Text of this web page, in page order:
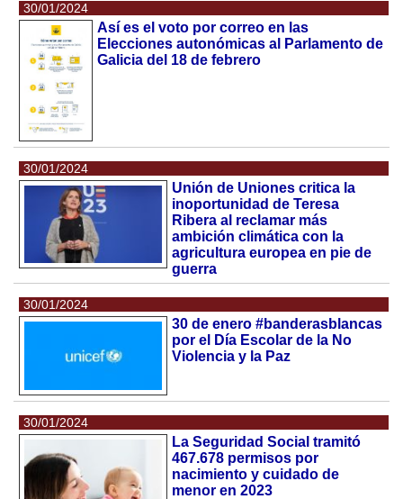
30/01/2024
Así es el voto por correo en las
Elecciones autonómicas al Parlamento de
Galicia del 18 de febrero
30/01/2024
Unión de Uniones critica la
inoportunidad de Teresa
Ribera al reclamar más
ambición climática con la
agricultura europea en pie de
guerra
30/01/2024
30 de enero #banderasblancas
por el Día Escolar de la No
Violencia y la Paz
30/01/2024
La Seguridad Social tramitó
467.678 permisos por
nacimiento y cuidado de
menor en 2023